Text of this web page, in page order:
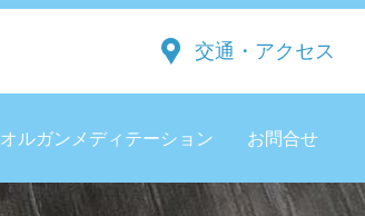
交通・アクセス
オルガンメディテーション お問合せ